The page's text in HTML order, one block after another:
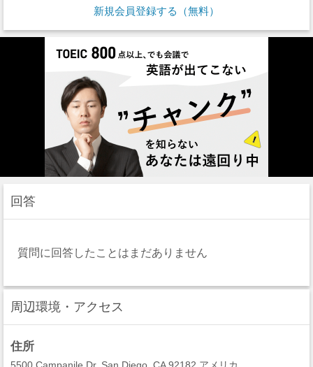
新規会員登録する（無料）
回答
質問に回答したことはまだありません
周辺環境・アクセス
住所
5500 Campanile Dr, San Diego, CA 92182 アメリカ